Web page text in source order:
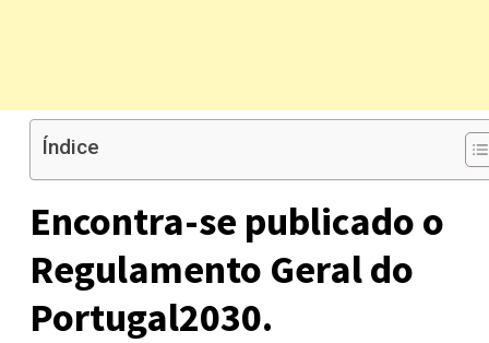
Índice
Encontra-se publicado o
Regulamento Geral do
Portugal2030.